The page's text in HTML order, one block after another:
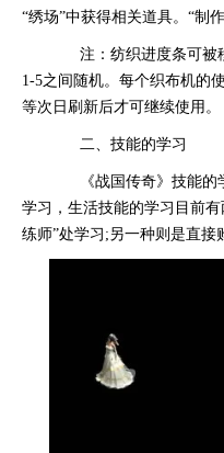
“绣场”中获得相关道具。“制
注：纺织进度条可被
1-5之间随机。每个织布机的
等次日刷新后才可继续使用。
二、技能的学习
《战国传奇》技能的
学习，生活技能的学习目前有
练师”处学习;另一种则是直接